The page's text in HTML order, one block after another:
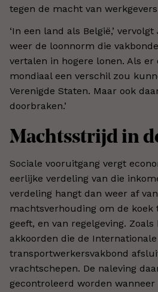
tegen de macht van
‘In een land als België,’
weer de loonnorm die
vertalen in hogere lonen. Als er
mondiaal een verschil zou
Verenigde Staten. Maar ook
doorbraken.’
Machtsstrijd in
Sociale vooruitgang vergt
eerlijke verdeling van die
verdeling hangt dan weer af
machtsverhouding om de koek
geeft, en van regelgeving.
akkoorden die de Internationale
transportwerkersvakbond
vrachtschepen. De naleving
gecontroleerd worden